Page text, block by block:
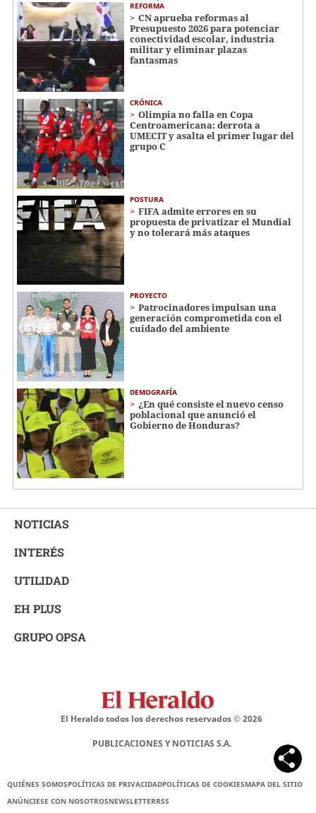
REFORMA
CN aprueba reformas al
Presupuesto 2026 para potenciar
conectividad escolar, industria
militar y eliminar plazas
fantasmas
CRÓNICA
Olimpia no falla en Copa
Centroamericana: derrota a
UMECIT y asalta el primer lugar del
grupo C
POSTURA
FIFA admite errores en su
propuesta de privatizar el Mundial
y no tolerará más ataques
PROYECTO
Patrocinadores impulsan una
generación comprometida con el
cuidado del ambiente
DEMOGRAFÍA
¿En qué consiste el nuevo censo
poblacional que anunció el
Gobierno de Honduras?
NOTICIAS
INTERÉS
UTILIDAD
EH PLUS
GRUPO OPSA
El Heraldo todos los derechos reservados ©2026
PUBLICACIONES Y NOTICIAS S.A.
QUIÉNES SOMOSPOLÍTICAS DE PRIVACIDADPOLÍTICAS DE COOKIESMAPA DEL SITIO
ANÚNCIESE CON NOSOTROSNEWSLETTERRSS